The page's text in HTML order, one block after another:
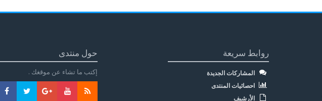
روابط سريعة
المشاركات الجديدة
احصائيات المنتدى
الأرشيف
حول منتدى
إكتب ما تشاء عن موقغك .